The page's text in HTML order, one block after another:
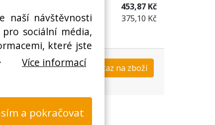
naší návštěvnosti
sociální média,
které jste
Více informací
a pokračovat
453,87 Kč
375,10 Kč
Koupit Dotaz na zboží